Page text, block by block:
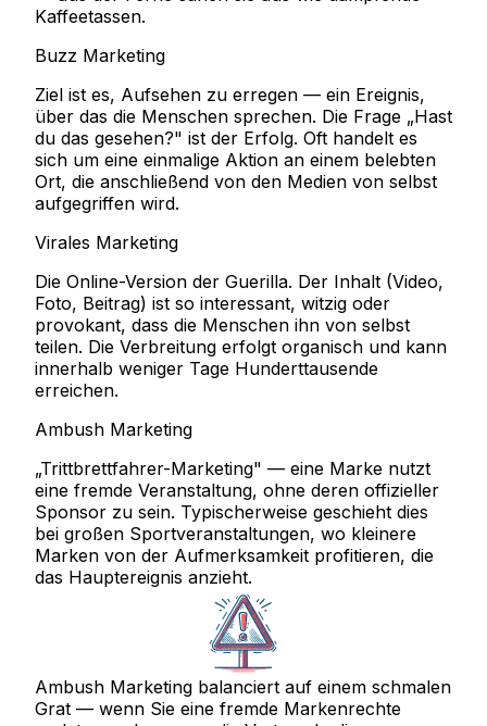
Kaffeetassen.
Buzz Marketing
Ziel ist es, Aufsehen zu erregen — ein Ereignis,
über das die Menschen sprechen. Die Frage „Hast
du das gesehen?" ist der Erfolg. Oft handelt es
sich um eine einmalige Aktion an einem belebten
Ort, die anschließend von den Medien von selbst
aufgegriffen wird.
Virales Marketing
Die Online-Version der Guerilla. Der Inhalt (Video,
Foto, Beitrag) ist so interessant, witzig oder
provokant, dass die Menschen ihn von selbst
teilen. Die Verbreitung erfolgt organisch und kann
innerhalb weniger Tage Hunderttausende
erreichen.
Ambush Marketing
„Trittbrettfahrer-Marketing" — eine Marke nutzt
eine fremde Veranstaltung, ohne deren offizieller
Sponsor zu sein. Typischerweise geschieht dies
bei großen Sportveranstaltungen, wo kleinere
Marken von der Aufmerksamkeit profitieren, die
das Hauptereignis anzieht.
Ambush Marketing balanciert auf einem schmalen
Grat — wenn Sie eine fremde Markenrechte